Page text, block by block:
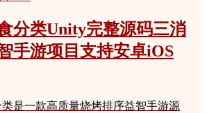
分类Unity完整源码三消
手游项目支持安卓iOS
是一款高质量烧烤排序益智手游源